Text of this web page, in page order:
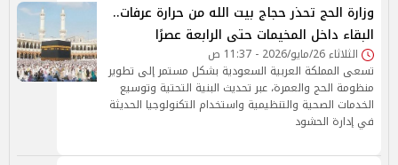
وزارة الحج تحذر حجاج بيت الله من حرارة عرفات..
البقاء داخل المخيمات حتى الرابعة عصرًا
الثلاثاء 26/مايو/2026 - 11:37 ص
تسعى المملكة العربية السعودية بشكل مستمر إلى تطوير
منظومة الحج والعمرة، عبر تحديث البنية التحتية وتوسيع
الخدمات الصحية والتنظيمية واستخدام التكنولوجيا الحديثة
في إدارة الحشود